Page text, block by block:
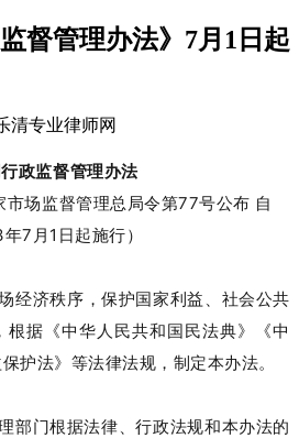
督管理办法》7月1日起
清专业律师网
政监督管理办法
市场监督管理总局令第77号公布 自
7月1日起施行）
经济秩序，保护国家利益、社会公共
据《中华人民共和国民法典》《中
护法》等法律法规，制定本办法。
部门根据法律、行政法规和本办法的